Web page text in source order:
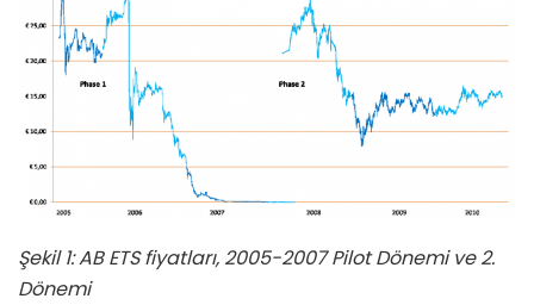
Şekil 1: AB ETS fiyatları, 2005-2007 Pilot Dönemi ve 2.
Dönemi